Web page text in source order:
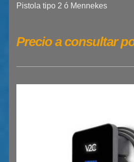
Pistola tipo 2 ó Mennekes
Precio a consultar